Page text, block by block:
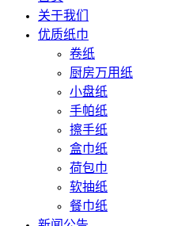
关于我们
优质纸巾
卷纸
厨房万用纸
小盘纸
手帕纸
擦手纸
盒巾纸
荷包巾
软抽纸
餐巾纸